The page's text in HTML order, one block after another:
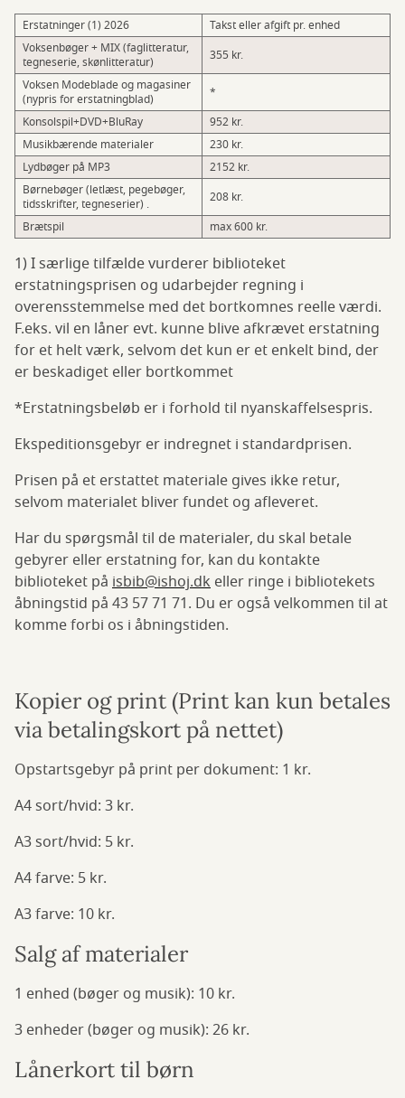
Erstatninger (1) 2026
Takst eller afgift pr. enhed
Voksenbøger + MIX (faglitteratur,
tegneserie, skønlitteratur)
355 kr.
Voksen Modeblade og magasiner
(nypris for erstatningblad)
*
Konsolspil+DVD+BluRay
952 kr.
Musikbærende materialer
230 kr.
Lydbøger på MP3
2152 kr.
Børnebøger (letlæst, pegebøger,
tidsskrifter, tegneserier) .
208 kr.
Brætspil
max 600 kr.
1) I særlige tilfælde vurderer biblioteket
erstatningsprisen og udarbejder regning i
overensstemmelse med det bortkomnes reelle værdi.
F.eks. vil en låner evt. kunne blive afkrævet erstatning
for et helt værk, selvom det kun er et enkelt bind, der
er beskadiget eller bortkommet
*Erstatningsbeløb er i forhold til nyanskaffelsespris.
Ekspeditionsgebyr er indregnet i standardprisen.
Prisen på et erstattet materiale gives ikke retur,
selvom materialet bliver fundet og afleveret.
Har du spørgsmål til de materialer, du skal betale
gebyrer eller erstatning for, kan du kontakte
biblioteket på isbib@ishoj.dk eller ringe i bibliotekets
åbningstid på 43 57 71 71. Du er også velkommen til at
komme forbi os i åbningstiden.
Kopier og print (Print kan kun betales
via betalingskort på nettet)
Opstartsgebyr på print per dokument: 1 kr.
A4 sort/hvid: 3 kr.
A3 sort/hvid: 5 kr.
A4 farve: 5 kr.
A3 farve: 10 kr.
Salg af materialer
1 enhed (bøger og musik): 10 kr.
3 enheder (bøger og musik): 26 kr.
Lånerkort til børn